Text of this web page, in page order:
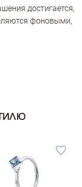
достигается,
фоновыми,